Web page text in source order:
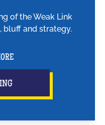
of the Weak Link
bluff and strategy.